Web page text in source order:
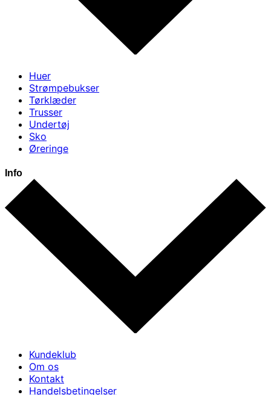
Huer
Strømpebukser
Tørklæder
Trusser
Undertøj
Sko
Øreringe
Info
Kundeklub
Om os
Kontakt
Handelsbetingelser